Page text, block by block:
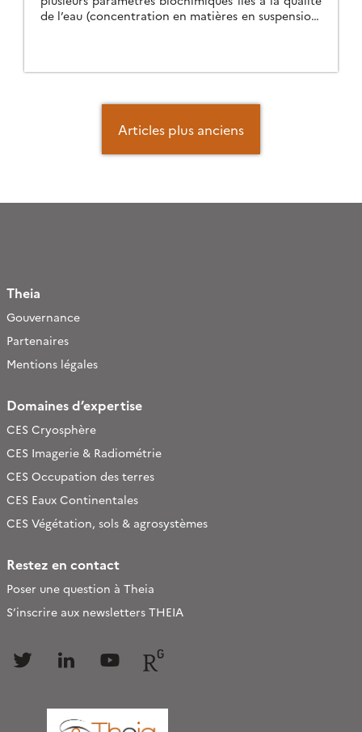
de l’eau (concentration en matières en suspension,
Articles plus anciens
Theia
Gouvernance
Partenaires
Mentions légales
Domaines d’expertise
CES Cryosphère
CES Imagerie & Radiométrie
CES Occupation des terres
CES Eaux Continentales
CES Végétation, sols & agrosystèmes
Restez en contact
Poser une question à Theia
S’inscrire aux newsletters THEIA
Follow Follow